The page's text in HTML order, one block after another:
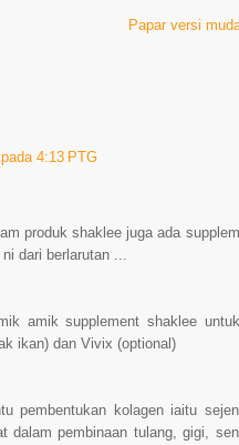
Papar versi
4:13 PTG
produk shaklee juga ada
dari berlarutan ...
amik supplement shaklee
ikan) dan Vivix (optional)
pembentukan kolagen iaitu
dalam pembinaan tulang, gigi,